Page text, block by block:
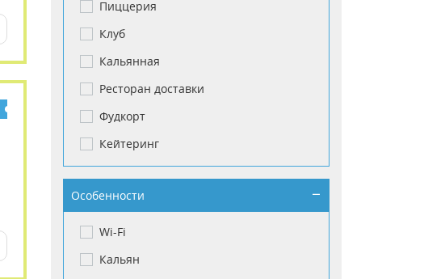
Пиццерия
Клуб
Кальянная
Ресторан доставки
Фудкорт
Кейтеринг
Особенности
Wi-Fi
Кальян